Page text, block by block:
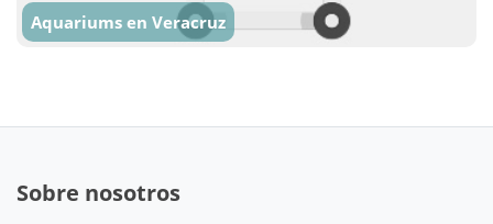
Aquariums en Veracruz
Sobre nosotros